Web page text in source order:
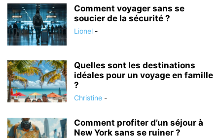
Comment voyager sans se
soucier de la sécurité ?
Lionel -
Quelles sont les destinations
idéales pour un voyage en famille
?
Christine -
Comment profiter d’un séjour à
New York sans se ruiner ?